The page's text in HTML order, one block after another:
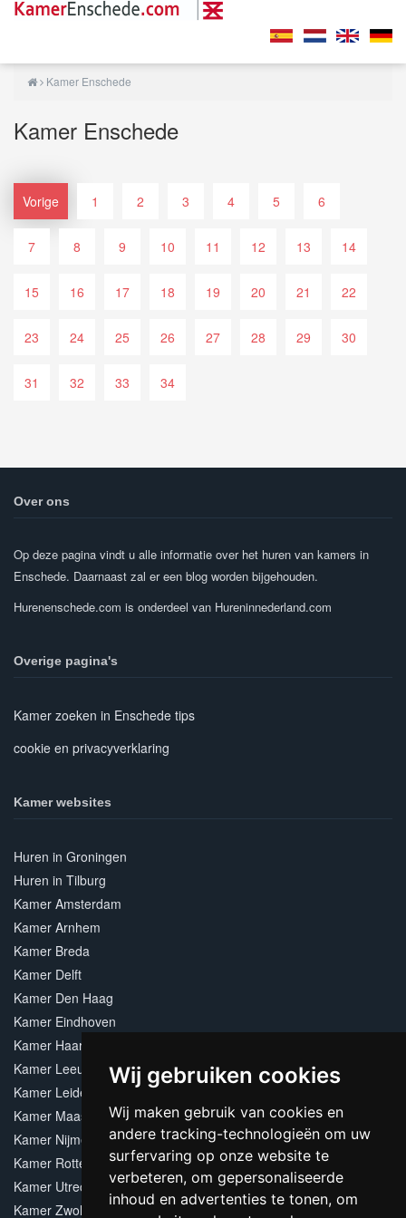
Wij gebruiken cookies
Wij maken gebruik van cookies en
andere tracking-technologieën om uw
surfervaring op onze website te
verbeteren, om gepersonaliseerde
inhoud en advertenties te tonen, om
Kamer Enschede
Kamer Enschede
Vorige 1 2 3 4 5 6
7 8 9 10 11 12 13 14
15 16 17 18 19 20 21 22
23 24 25 26 27 28 29 30
31 32 33 34
Over ons
Op deze pagina vindt u alle informatie over het huren van kamers in
Enschede. Daarnaast zal er een blog worden bijgehouden.
Hurenenschede.com is onderdeel van Hureninnederland.com
Overige pagina's
Kamer zoeken in Enschede tips
cookie en privacyverklaring
Kamer websites
Huren in Groningen
Huren in Tilburg
Kamer Amsterdam
Kamer Arnhem
Kamer Breda
Kamer Delft
Kamer Den Haag
Kamer Eindhoven
Kamer Haarlem
Kamer Leeuwarden
Kamer Leiden
Kamer Maastricht
Kamer Nijmegen
Kamer Rotterdam
Kamer Utrecht
Kamer Zwolle